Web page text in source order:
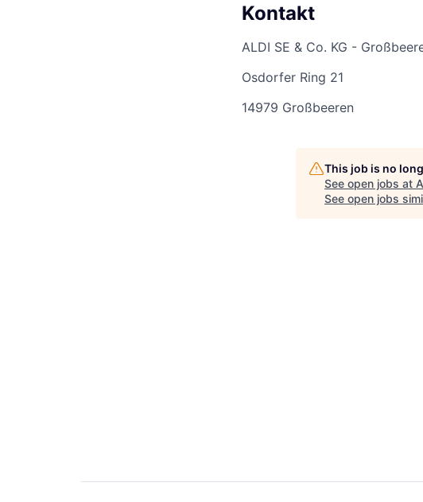
Kontakt
ALDI SE & Co. KG -
Osdorfer Ring 21
14979 Großbeeren
This job is no
See open jobs at
See open jobs